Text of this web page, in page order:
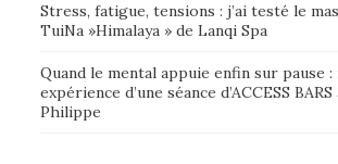
Stress, fatigue, tensions : j’ai testé le
TuiNa »Himalaya » de Lanqi Spa
Quand le mental appuie enfin sur pause :
expérience d’une séance d’ACCESS BARS
Philippe